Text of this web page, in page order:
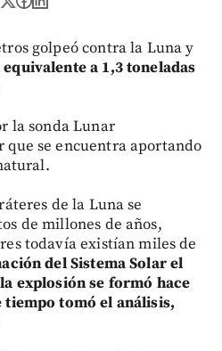
golpeó contra la Luna y
a 1,3 toneladas
la sonda Lunar
que se encuentra aportando
de la Luna se
de millones de años,
todavía existían miles de
del Sistema Solar el
explosión se formó hace
tiempo tomó el análisis,